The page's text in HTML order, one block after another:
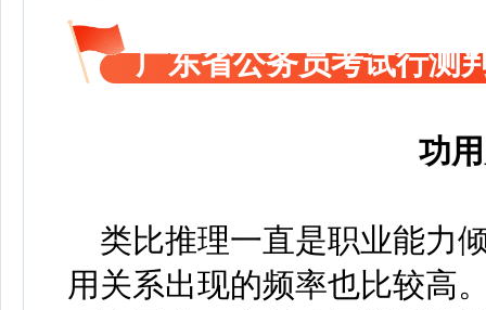
广东省公务员考试行测
功
类比推理一直是职业能力
用关系出现的频率也比较高